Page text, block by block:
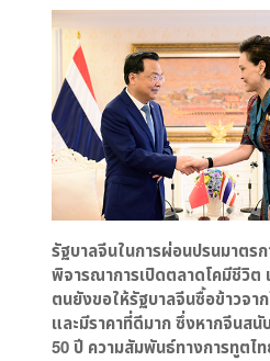
รัฐบาลจีนในการผ่อนปรนมาตรก
พิจารณาการเปิดตลาดโคมีชีวิต
ตนยังขอให้รัฐบาลจีนซื้อข้าวจา
และมีราคาที่ดีมาก ซึ่งหากจีนส
50 ปี ความสัมพันธ์ทางการทูตไ